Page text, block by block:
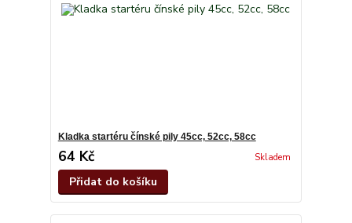
Kladka startéru čínské pily 45cc, 52cc, 58cc
64 Kč Skladem
Přidat do košíku